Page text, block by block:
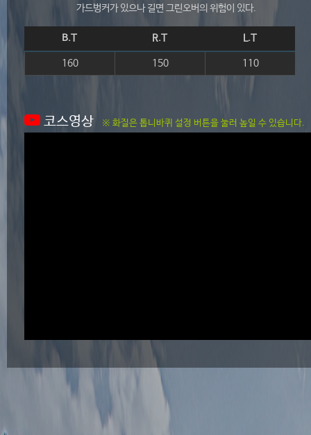
가드벙커가 있으나 길면 그린오버의 위험이 있다.
B.T R.T L.T
160 150 110
코스영상 ※ 화질은 톱니바퀴 설정 버튼을 눌러 높일 수 있습니다.